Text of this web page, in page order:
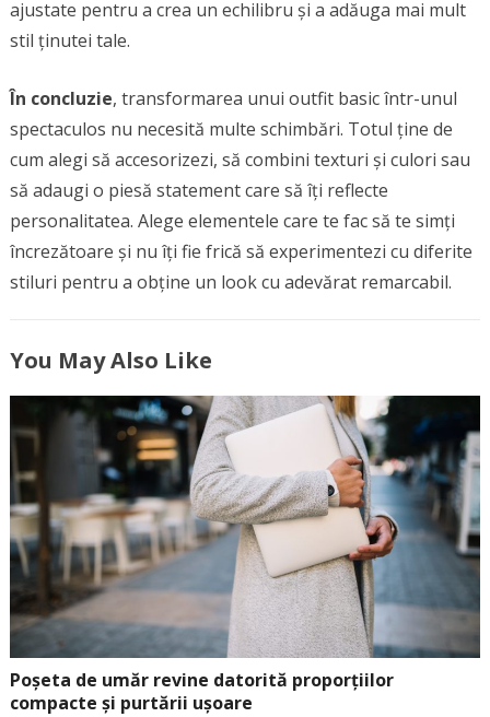
ajustate pentru a crea un echilibru și a adăuga mai mult
stil ținutei tale.
În concluzie, transformarea unui outfit basic într-unul
spectaculos nu necesită multe schimbări. Totul ține de
cum alegi să accesorizezi, să combini texturi și culori sau
să adaugi o piesă statement care să îți reflecte
personalitatea. Alege elementele care te fac să te simți
încrezătoare și nu îți fie frică să experimentezi cu diferite
stiluri pentru a obține un look cu adevărat remarcabil.
You May Also Like
Poșeta de umăr revine datorită proporțiilor
compacte și purtării ușoare